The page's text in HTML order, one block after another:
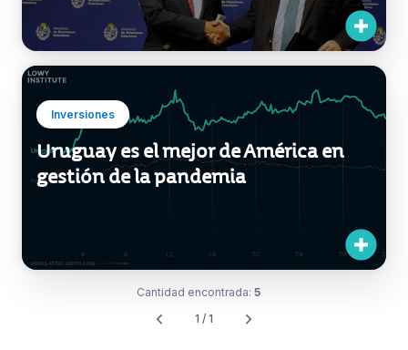
Inversiones
Uruguay es el mejor de América en
gestión de la pandemia
Cantidad encontrada: 5
1 / 1